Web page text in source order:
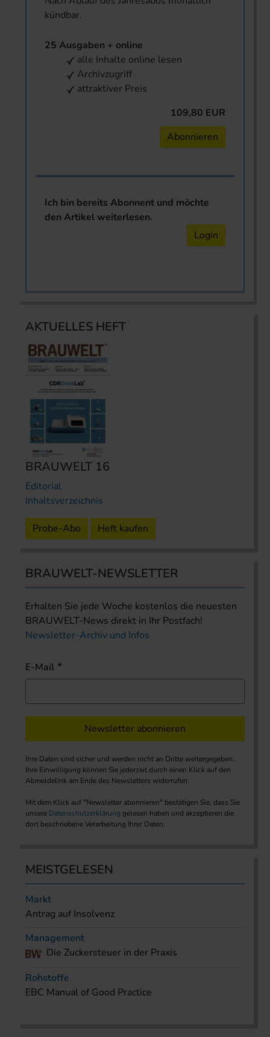
kündbar.
25 Ausgaben + online
alle Inhalte online lesen
Archivzugriff
attraktiver Preis
109,80 EUR
Abonnieren
Ich bin bereits Abonnent und möchte
den Artikel weiterlesen.
Login
AKTUELLES HEFT
BRAUWELT 16
Editorial
Inhaltsverzeichnis
Probe-Abo Heft kaufen
BRAUWELT-NEWSLETTER
Erhalten Sie jede Woche kostenlos die neuesten
BRAUWELT-News direkt in Ihr Postfach!
Newsletter-Archiv und Infos
E-Mail
Newsletter abonnieren
Ihre Daten sind sicher und werden nicht an Dritte weitergegeben.
Ihre Einwilligung können Sie jederzeit durch einen Klick auf den
Abmeldelink am Ende des Newsletters widerrufen.
Mit dem Klick auf "Newsletter abonnieren" bestätigen Sie, dass Sie
unsere Datenschutzerklärung gelesen haben und akzeptieren die
dort beschriebene Verarbeitung Ihrer Daten.
MEISTGELESEN
Markt
Antrag auf Insolvenz
Management
Die Zuckersteuer in der Praxis
Rohstoffe
EBC Manual of Good Practice